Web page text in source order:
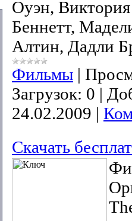
Оуэн,
Беннетт,
Алтин, Дадли
Фильмы |
Загрузок: 0 |
24.02.2009 |
Скачать